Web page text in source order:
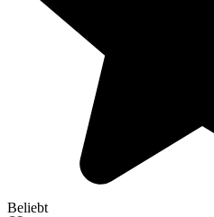
Beliebt